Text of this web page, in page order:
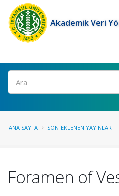
Akademik Veri
Ara
ANA SAYFA SON EKLENEN YAYINLAR
Foramen of